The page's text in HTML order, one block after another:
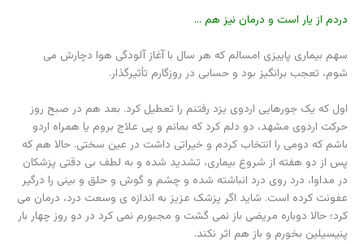
دردم از یار است و درمان نیز هم …
سهم بیماری پاییزی امسالم که هر سال با آغاز آلودگی هوا دچارش می
شوم، تعجب برانگیز بود و حسابی در روزگارم تأثیرگذار.
اول که یک جورهایی اردوی یزد رفتنم را تعطیل کرد. بعد هم در صبح روز
حرکت اردوی مشهد، دو دلم کرد که بمانم و پی علاج بروم یا همراه اردو
باشم که دومی را انتخاب کردم و خیراتی داشت در عین سختی. حالا هم که
پس از دو هفته از شروع بیماری، تشدید شده و به لطف بی دقتی پزشکان
در مداوا، درد روی درد انباشته شده و چشم و گوش و حلق و بینی را درگیر
عفونت کرده است. شاید اگر پزشک عزیز به اندازه ی وسعت درد، درمان می
کرد؛ حالا دوباره مریضی باز نمی گشت و مجبورم نمی کرد در دو روز چهار بار
پنیسیلین بخورم و باز هم اثر نکند.